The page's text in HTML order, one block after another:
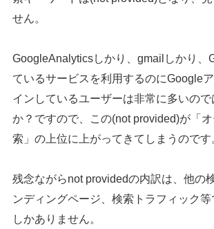
せん。
GoogleAnalyticsしかり、gmailしかり、
ているサービスを利用するのにGoogle
インしているユーザーは非常に多いので
か？ですので、この(not provided)が「
索」の上位に上がってきてしまうのです
残念ながらnot providedの内訳は、他の
ンディングページ、検索トラフィック等
しかありません。